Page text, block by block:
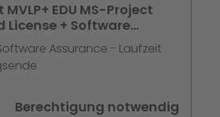
EDU MS-Project
License + Software
Assurance - Laufzeit
Berechtigung notwendig